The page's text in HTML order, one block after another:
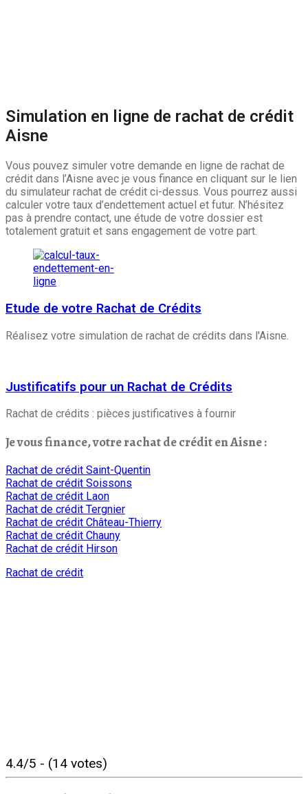
Simulation en ligne de rachat de crédit
Aisne
Vous pouvez simuler votre demande en ligne de rachat de
crédit dans l’Aisne avec je vous finance en cliquant sur le lien
du simulateur rachat de crédit ci-dessus. Vous pourrez aussi
calculer votre taux d’endettement actuel et futur. N’hésitez
pas à prendre contact, une étude de votre dossier est
totalement gratuit et sans engagement de votre part.
Etude de votre Rachat de Crédits
Réalisez votre simulation de rachat de crédits dans l'Aisne.
Justificatifs pour un Rachat de Crédits
Rachat de crédits : pièces justificatives à fournir
Je vous finance, votre rachat de crédit en Aisne :
Rachat de crédit Saint-Quentin
Rachat de crédit Soissons
Rachat de crédit Laon
Rachat de crédit Tergnier
Rachat de crédit Château-Thierry
Rachat de crédit Chauny
Rachat de crédit Hirson
Rachat de crédit
4.4/5 - (14 votes)